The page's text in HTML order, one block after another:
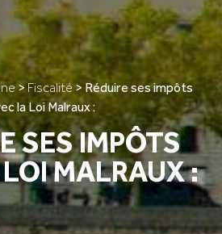
>Fiscalité> Réduire ses impôts
la Loi Malraux :
SES IMPÔTS
MALRAUX :